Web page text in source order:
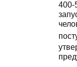
400-